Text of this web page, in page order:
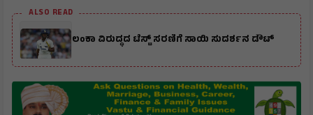
ALSO READ
ಲಂಕಾ ವಿರುದ್ಧದ ಟೆಸ್ಟ್ ಸರಣಿಗೆ ಸಾಯಿ ಸುದರ್ಶನ ಡೌಟ್